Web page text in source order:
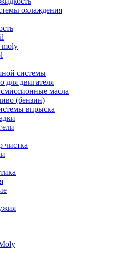
охлаждения
системы
для двигателя
масла
(бензин)
впрыска
чистка